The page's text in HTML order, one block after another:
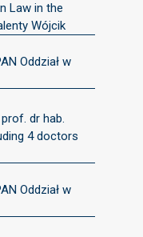
Law in the
Wójcik
Oddział w
dr hab.
4 doctors
Oddział w